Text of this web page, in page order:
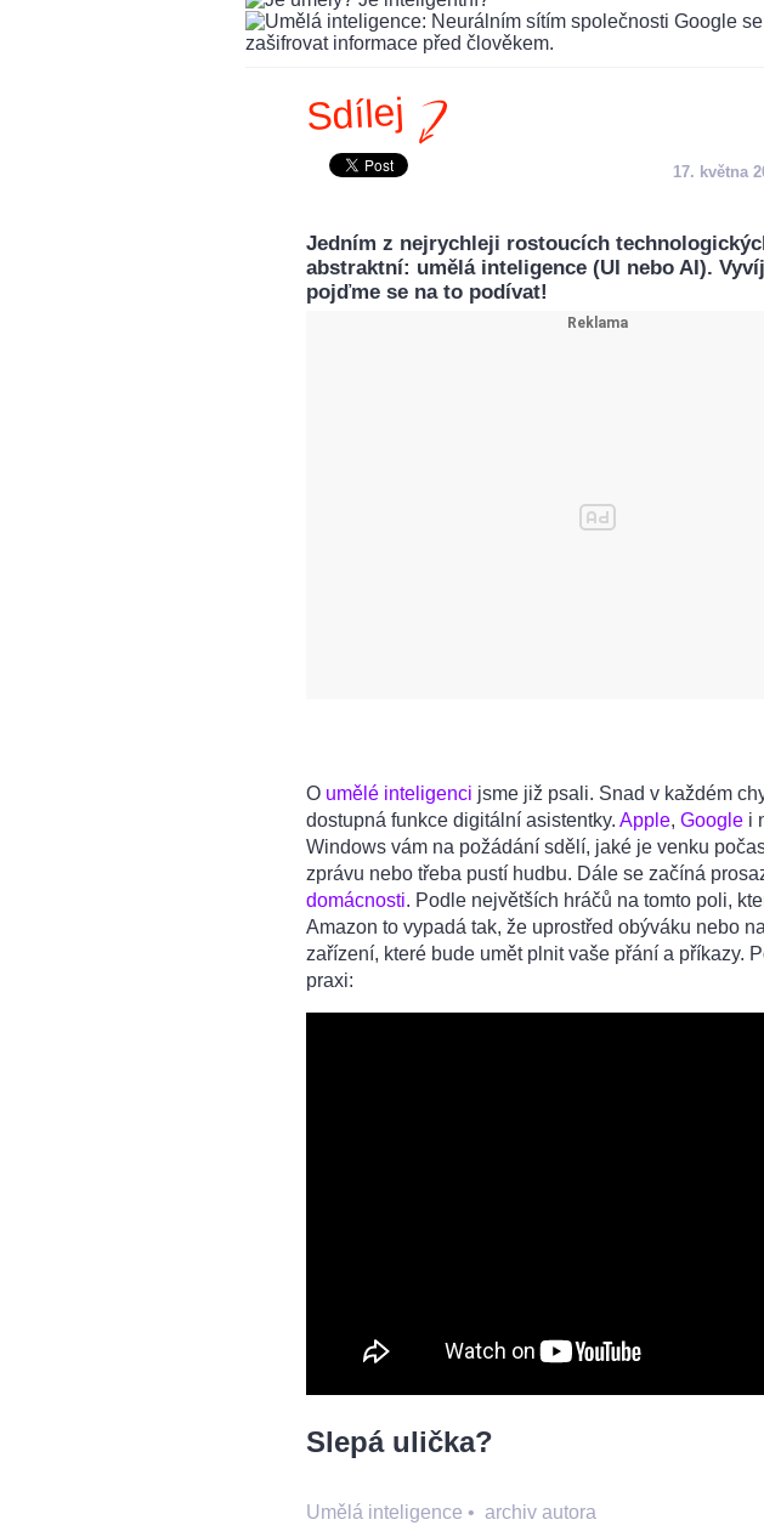
Sdílej
17. května
Jedním z nejrychleji rostoucích
abstraktní: umělá inteligence (UI nebo AI).
pojďme se na to podívat!
O umělé inteligenci jsme již psali. Snad v každém
dostupná funkce digitální asistentky. Apple, Google i
Windows vám na požádání sdělí, jaké je venku
zprávu nebo třeba pustí hudbu. Dále se začíná
domácnosti. Podle největších hráčů na tomto poli,
Amazon to vypadá tak, že uprostřed obýváku nebo
zařízení, které bude umět plnit vaše přání a příkazy.
praxi:
Slepá ulička?
Umělá inteligence • archiv autora